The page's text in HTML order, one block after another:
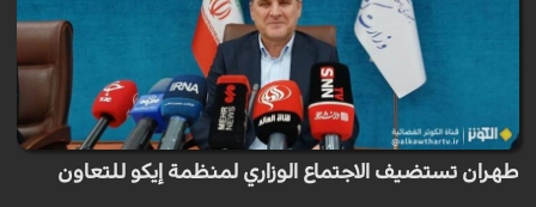
طهران تستضيف الاجتماع الوزاري لمنظمة إيكو للتعاون